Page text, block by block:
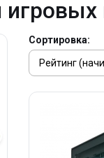
Сортировка: